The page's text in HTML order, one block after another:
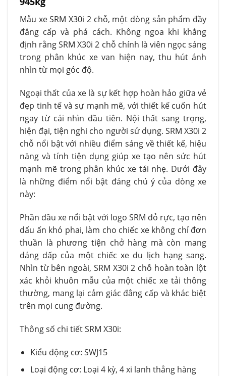
Mẫu xe SRM X30i 2 chỗ, một dòng sản phẩm đầy
đẳng cấp và phá cách. Không ngoa khi khẳng
định rằng SRM X30i 2 chỗ chính là viên ngọc sáng
trong phân khúc xe van hiện nay, thu hút ánh
nhìn từ mọi góc độ.
Ngoại thất của xe là sự kết hợp hoàn hảo giữa vẻ
đẹp tinh tế và sự mạnh mẽ, với thiết kế cuốn hút
ngay từ cái nhìn đầu tiên. Nội thất sang trọng,
hiện đại, tiện nghi cho người sử dụng. SRM X30i 2
chỗ nổi bật với nhiều điểm sáng về thiết kế, hiệu
năng và tính tiện dụng giúp xe tạo nên sức hút
mạnh mẽ trong phân khúc xe tải nhẹ. Dưới đây
là những điểm nổi bật đáng chú ý của dòng xe
này:
Phần đầu xe nổi bật với logo SRM đỏ rực, tạo nên
dấu ấn khó phai, làm cho chiếc xe không chỉ đơn
thuần là phương tiện chở hàng mà còn mang
dáng dấp của một chiếc xe du lịch hạng sang.
Nhìn từ bên ngoài, SRM X30i 2 chỗ hoàn toàn lột
xác khỏi khuôn mẫu của một chiếc xe tải thông
thường, mang lại cảm giác đẳng cấp và khác biệt
trên mọi cung đường.
Thông số chi tiết SRM X30i:
Kiểu động cơ: SWJ15
Loại động cơ: Loại 4 kỳ, 4 xi lanh thẳng hàng